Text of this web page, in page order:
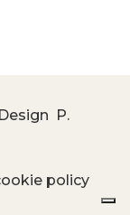
P.
policy